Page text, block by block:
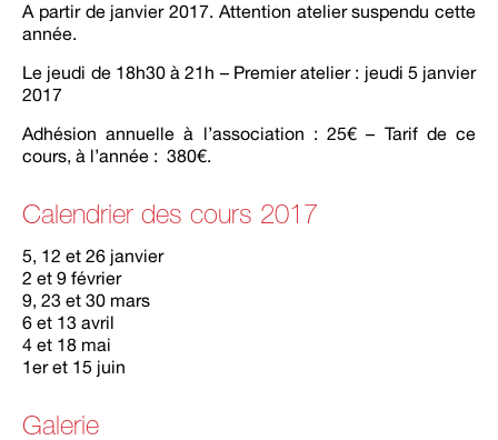
A partir de janvier 2017. Attention atelier suspendu cette
année.
Le jeudi de 18h30 à 21h – Premier atelier : jeudi 5 janvier
2017
Adhésion annuelle à l’association : 25€ – Tarif de ce
cours, à l’année : 380€.
Calendrier des cours 2017
5, 12 et 26 janvier
2 et 9 février
9, 23 et 30 mars
6 et 13 avril
4 et 18 mai
1er et 15 juin
Galerie